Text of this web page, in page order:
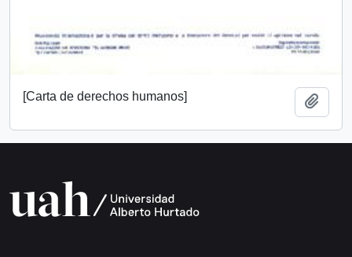
[Carta de derechos humanos]